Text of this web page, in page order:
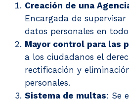
Creación de una
Encargada de
datos personales en
Mayor control para las
a los ciudadanos el
rectificación y
personales.
Sistema de multas: Se